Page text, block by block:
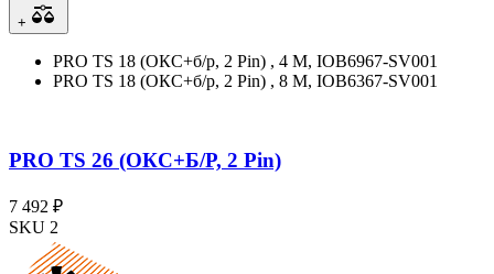
+
PRO TS 18 (ОКС+б/р, 2 Pin) , 4 M, IOB6967-SV001
PRO TS 18 (ОКС+б/р, 2 Pin) , 8 M, IOB6367-SV001
PRO TS 26 (ОКС+Б/Р, 2 Pin)
7 492 ₽
SKU 2